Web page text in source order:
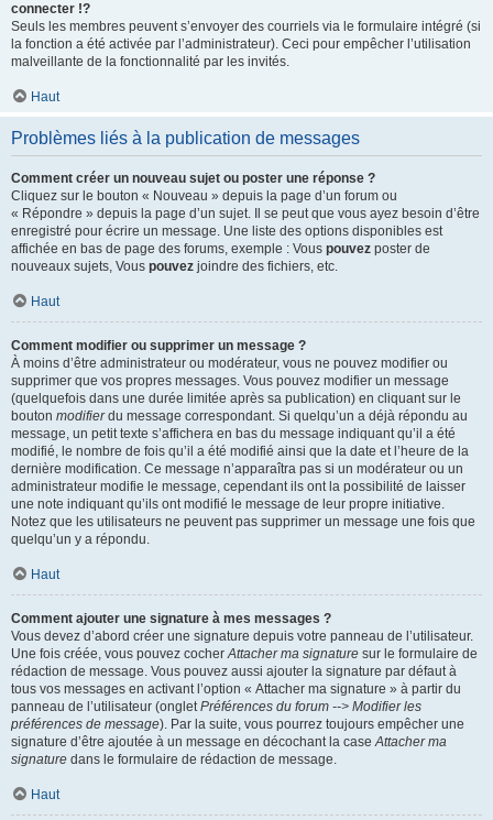
connecter !?
Seuls les membres peuvent s’envoyer des courriels via le formulaire intégré (si
la fonction a été activée par l’administrateur). Ceci pour empêcher l’utilisation
malveillante de la fonctionnalité par les invités.
Haut
Problèmes liés à la publication de messages
Comment créer un nouveau sujet ou poster une réponse ?
Cliquez sur le bouton « Nouveau » depuis la page d’un forum ou
« Répondre » depuis la page d’un sujet. Il se peut que vous ayez besoin d’être
enregistré pour écrire un message. Une liste des options disponibles est
affichée en bas de page des forums, exemple : Vous pouvez poster de
nouveaux sujets, Vous pouvez joindre des fichiers, etc.
Haut
Comment modifier ou supprimer un message ?
À moins d’être administrateur ou modérateur, vous ne pouvez modifier ou
supprimer que vos propres messages. Vous pouvez modifier un message
(quelquefois dans une durée limitée après sa publication) en cliquant sur le
bouton modifierdu message correspondant. Si quelqu’un a déjà répondu au
message, un petit texte s’affichera en bas du message indiquant qu’il a été
modifié, le nombre de fois qu’il a été modifié ainsi que la date et l’heure de la
dernière modification. Ce message n’apparaîtra pas si un modérateur ou un
administrateur modifie le message, cependant ils ont la possibilité de laisser
une note indiquant qu’ils ont modifié le message de leur propre initiative.
Notez que les utilisateurs ne peuvent pas supprimer un message une fois que
quelqu’un y a répondu.
Haut
Comment ajouter une signature à mes messages ?
Vous devez d’abord créer une signature depuis votre panneau de l’utilisateur.
Une fois créée, vous pouvez cocherAttacher ma signature sur le formulaire de
rédaction de message. Vous pouvez aussi ajouter la signature par défaut à
tous vos messages en activant l’option « Attacher ma signature » à partir du
panneau de l’utilisateur (ongletPréférences du forum --> Modifier les
préférences de message). Par la suite, vous pourrez toujours empêcher une
signature d’être ajoutée à un message en décochant la caseAttacher ma
signature dans le formulaire de rédaction de message.
Haut